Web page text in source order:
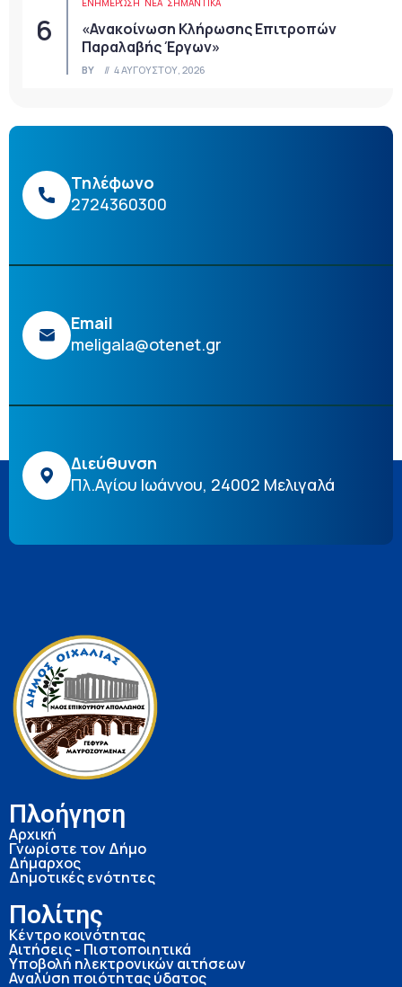
ΕΝΗΜΕΡΩΣΗ ΝΈΑ ΣΗΜΑΝΤΙΚΆ
«Ανακοίνωση Κλήρωσης Επιτροπών
Παραλαβής Έργων»
BY 4 ΑΥΓΟΎΣΤΟΥ, 2026
Τηλέφωνο
2724360300
Email
meligala@otenet.gr
Διεύθυνση
Πλ.Αγίου Ιωάννου, 24002 Μελιγαλά
Πλοήγηση
Αρχική
Γνωρίστε τον Δήμο
Δήμαρχος
Δημοτικές ενότητες
Πολίτης
Κέντρο κοινότητας
Αιτήσεις - Πιστοποιητικά
Υποβολή ηλεκτρονικών αιτήσεων
Αναλύση ποιότητας ύδατος